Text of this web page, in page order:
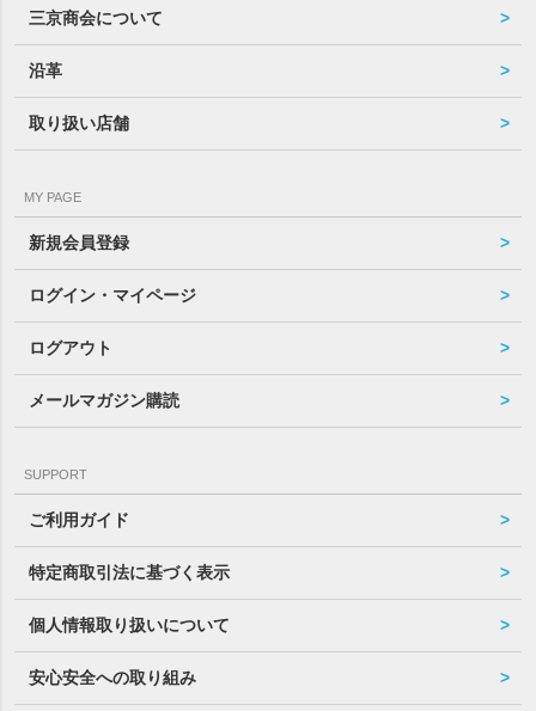
三京商会について
沿革
取り扱い店舗
MY PAGE
新規会員登録
ログイン・マイページ
ログアウト
メールマガジン購読
SUPPORT
ご利用ガイド
特定商取引法に基づく表示
個人情報取り扱いについて
安心安全への取り組み